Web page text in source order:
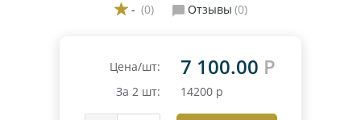
- (0) Отзывы (0)
Цена/шт: 7 100.00 Р
За 2 шт: 14200 р